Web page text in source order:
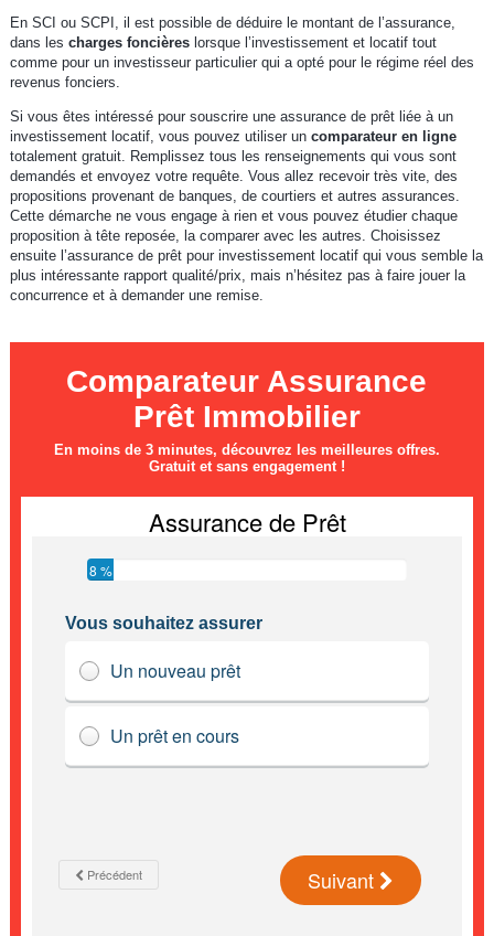
En SCI ou SCPI, il est possible de déduire le montant de l’assurance,
dans les charges foncièreslorsque l’investissement et locatif tout
comme pour un investisseur particulier qui a opté pour le régime réel des
revenus fonciers.
Si vous êtes intéressé pour souscrire une assurance de prêt liée à un
investissement locatif, vous pouvez utiliser un comparateur en ligne
totalement gratuit. Remplissez tous les renseignements qui vous sont
demandés et envoyez votre requête. Vous allez recevoir très vite, des
propositions provenant de banques, de courtiers et autres assurances.
Cette démarche ne vous engage à rien et vous pouvez étudier chaque
proposition à tête reposée, la comparer avec les autres. Choisissez
ensuite l’assurance de prêt pour investissement locatif qui vous semble la
plus intéressante rapport qualité/prix, mais n’hésitez pas à faire jouer la
concurrence et à demander une remise.
Comparateur Assurance
Prêt Immobilier
En moins de 3 minutes, découvrez les meilleures offres.
Gratuit et sans engagement !